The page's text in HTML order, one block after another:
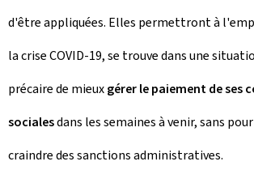
d'être appliquées. Elles permettront à
la crise COVID-19, se trouve dans une
précaire de mieuxgérer le paiement de ses
socialesdans les semaines à venir, sans
craindre des sanctions administratives.